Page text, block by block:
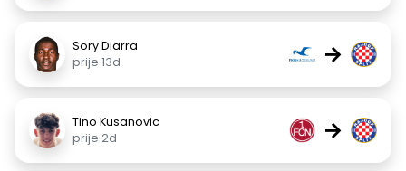
Sory Diarra
prije 13d
→
Tino Kusanovic
prije 2d
→